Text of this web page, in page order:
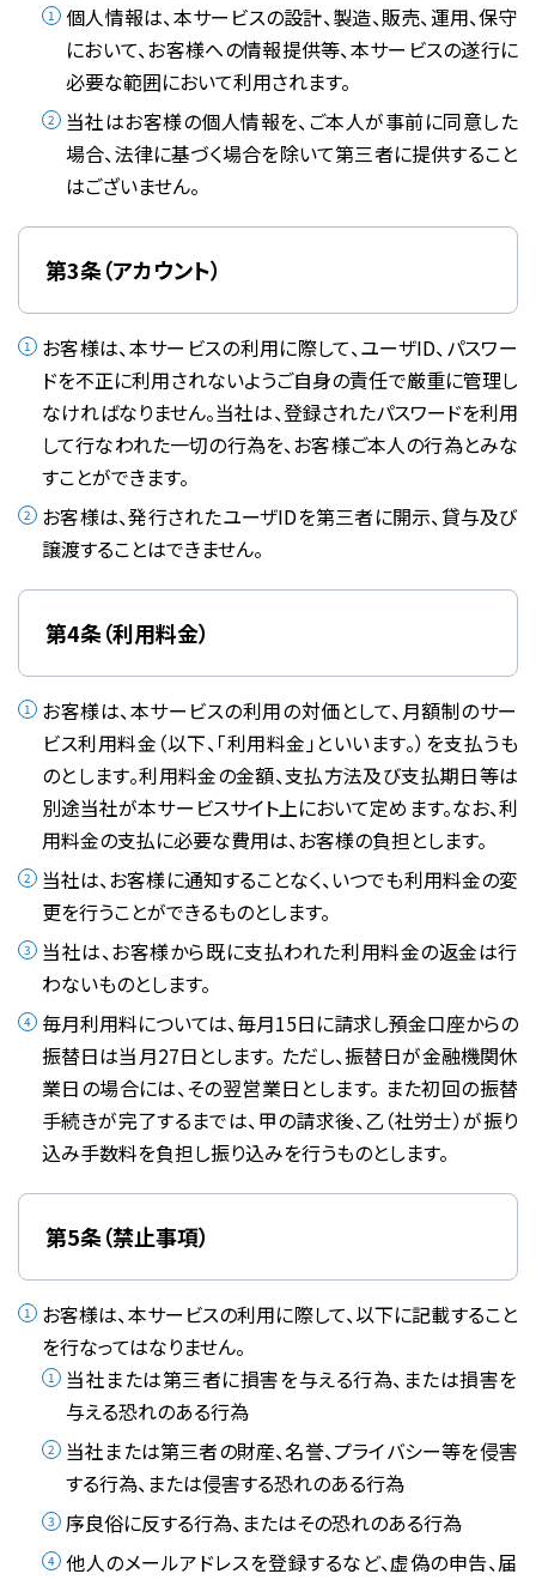
個人情報は、本サービスの設計、製造、販売、運用、保守
において、お客様への情報提供等、本サービスの遂行に
必要な範囲において利用されます。
当社はお客様の個人情報を、ご本人が事前に同意した
場合、法律に基づく場合を除いて第三者に提供すること
はございません。
第3条（アカウント）
お客様は、本サービスの利用に際して、ユーザID、パスワー
ドを不正に利用されないようご自身の責任で厳重に管理し
なければなりません。当社は、登録されたパスワードを利用
して行なわれた一切の行為を、お客様ご本人の行為とみな
すことができます。
お客様は、発行されたユーザIDを第三者に開示、貸与及び
譲渡することはできません。
第4条（利用料金）
お客様は、本サービスの利用の対価として、月額制のサー
ビス利用料金（以下、「利用料金」といいます。）を支払うも
のとします。利用料金の金額、支払方法及び支払期日等は
別途当社が本サービスサイト上において定めます。なお、利
用料金の支払に必要な費用は、お客様の負担とします。
当社は、お客様に通知することなく、いつでも利用料金の変
更を行うことができるものとします。
当社は、お客様から既に支払われた利用料金の返金は行
わないものとします。
毎月利用料については、毎月15日に請求し預金口座からの
振替日は当月27日とします。 ただし、振替日が金融機関休
業日の場合には、その翌営業日とします。 また初回の振替
手続きが完了するまでは、甲の請求後、乙（社労士）が振り
込み手数料を負担し振り込みを行うものとします。
第5条（禁止事項）
お客様は、本サービスの利用に際して、以下に記載すること
を行なってはなりません。
当社または第三者に損害を与える行為、または損害を
与える恐れのある行為
当社または第三者の財産、名誉、プライバシー等を侵害
する行為、または侵害する恐れのある行為
序良俗に反する行為、またはその恐れのある行為
他人のメールアドレスを登録するなど、虚偽の申告、届